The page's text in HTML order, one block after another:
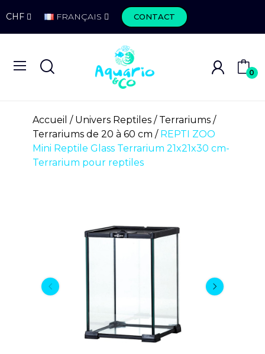
CHF FRANÇAIS CONTACT
0
Accueil Univers Reptiles
Terrariums
Terrariums de 20 à 60 cm
REPTI ZOO
Mini Reptile Glass Terrarium 21x21x30 cm-
Terrarium pour reptiles